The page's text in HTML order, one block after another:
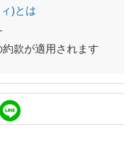
)とは
款が適用されます